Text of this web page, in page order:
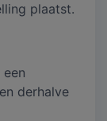
plaatst.
derhalve